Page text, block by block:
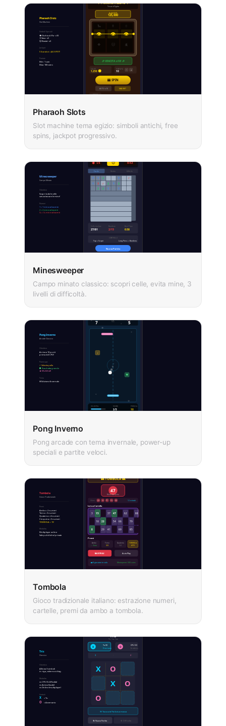
Pharaoh Slots
Slot machine tema egizio: simboli antichi, free
spins, jackpot progressivo.
Minesweeper
Campo minato classico: scopri celle, evita mine, 3
livelli di difficoltà.
Pong Inverno
Pong arcade con tema invernale, power-up
speciali e partite veloci.
Tombola
Gioco tradizionale italiano: estrazione numeri,
cartelle, premi da ambo a tombola.